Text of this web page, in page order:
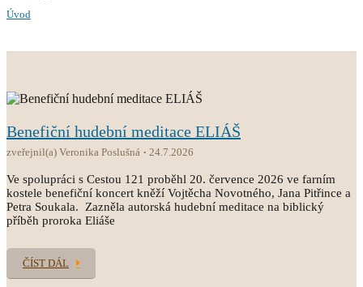
Úvod
Benefiční hudební meditace ELIÁŠ
zveřejnil(a) Veronika Poslušná 24.7.2026
Ve spolupráci s Cestou 121 proběhl 20. července 2026 ve farním
kostele benefiční koncert kněží Vojtěcha Novotného, Jana Pitřince a
Petra Soukala. Zazněla autorská hudební meditace na biblický
příběh proroka Eliáše
ČÍST DÁL